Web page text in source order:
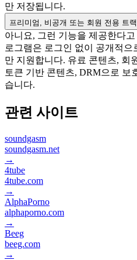
만 저장됩니다.
프리미엄, 비공개 또는 회원 전용 트
아니요, 그런 기능을 제공한다
로그램은 로그인 없이 공개적
만 지원합니다. 유료 콘텐츠, 회
토큰 기반 콘텐츠, DRM으로 보
습니다.
관련 사이트
soundgasm
soundgasm.net
→
4tube
4tube.com
→
AlphaPorno
alphaporno.com
→
Beeg
beeg.com
→